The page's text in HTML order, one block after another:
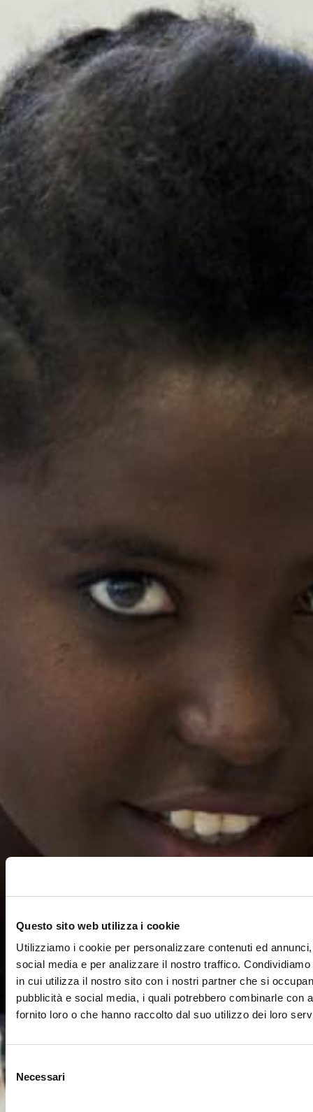
Questo sito web utilizza i cookie
Utilizziamo i cookie per personalizzare contenuti ed
social media e per analizzare il nostro traffico.
in cui utilizza il nostro sito con i nostri partner che si
pubblicità e social media, i quali potrebbero combinarle con
fornito loro o che hanno raccolto dal suo utilizzo dei loro
Selezione
delNecessari